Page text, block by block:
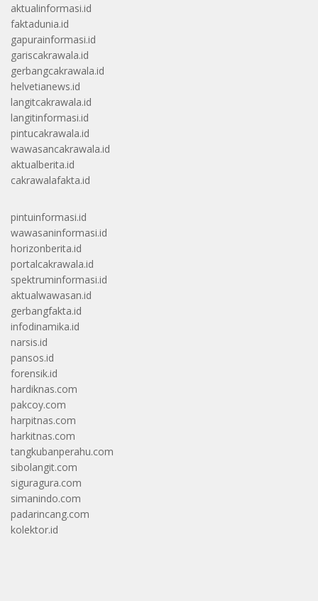
aktualinformasi.id
faktadunia.id
gapurainformasi.id
gariscakrawala.id
gerbangcakrawala.id
helvetianews.id
langitcakrawala.id
langitinformasi.id
pintucakrawala.id
wawasancakrawala.id
aktualberita.id
cakrawalafakta.id
pintuinformasi.id
wawasaninformasi.id
horizonberita.id
portalcakrawala.id
spektruminformasi.id
aktualwawasan.id
gerbangfakta.id
infodinamika.id
narsis.id
pansos.id
forensik.id
hardiknas.com
pakcoy.com
harpitnas.com
harkitnas.com
tangkubanperahu.com
sibolangit.com
siguragura.com
simanindo.com
padarincang.com
kolektor.id